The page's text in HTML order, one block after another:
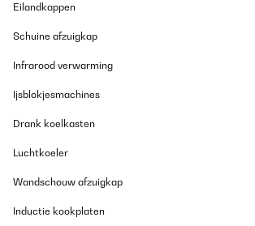
Eilandkappen
Schuine afzuigkap
Infrarood verwarming
Ijsblokjesmachines
Drank koelkasten
Luchtkoeler
Wandschouw afzuigkap
Inductie kookplaten